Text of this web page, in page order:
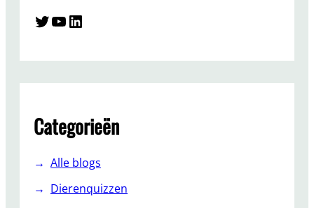
Twitter YouTube LinkedIn
Categorieën
Alle blogs
Dierenquizzen